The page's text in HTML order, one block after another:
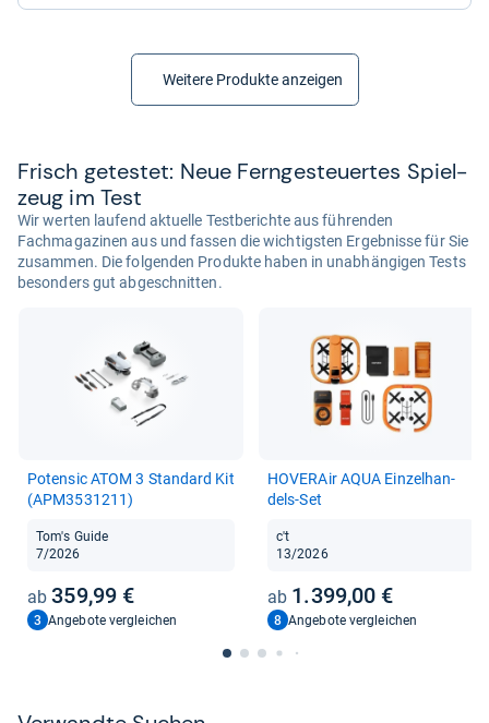
Weitere Produkte anzeigen
Frisch getes­tet: Neue Fern­ge­steu­er­tes Spiel­
zeug im Test
Wir werten laufend aktuelle Testberichte aus führenden
Fachmagazinen aus und fassen die wichtigsten Ergebnisse für Sie
zusammen. Die folgenden Produkte haben in unabhängigen Tests
besonders gut abgeschnitten.
Poten­sic ATOM 3 Stan­dard Kit
(APM3531211)
Tom's Guide
7/2026
359,99 €
3 Angebote vergleichen
HOVER­Air AQUA Ein­zel­han­
dels-​Set
c't
13/2026
1.399,00 €
8 Angebote vergleichen